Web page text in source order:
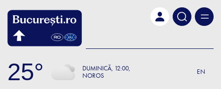
25 DUMINICĂ 12:00
NOROS
EN